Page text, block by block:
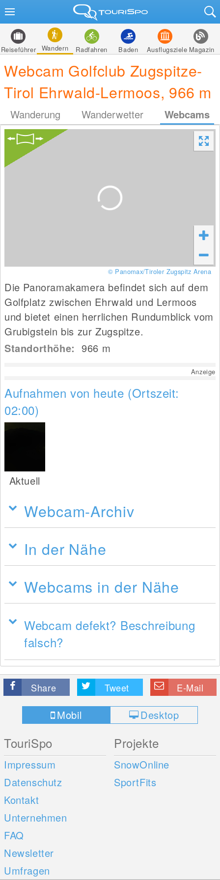
Reiseführer Wandern Radfahren Baden Ausflugsziele Magazin
Webcam Golfclub Zugspitze-
Tirol Ehrwald-Lermoos, 966 m
Wanderung Wanderwetter Webcams
© Panomax/Tiroler Zugspitz Arena
Die Panoramakamera befindet sich auf dem
Golfplatz zwischen Ehrwald und Lermoos
und bietet einen herrlichen Rundumblick vom
Grubigstein bis zur Zugspitze.
Standorthöhe:966 m
Anzeige
Aufnahmen von heute (Ortszeit:
02:00)
Aktuell
Webcam-Archiv
In der Nähe
Webcams in der Nähe
Webcam defekt? Beschreibung
falsch?
Share Tweet E-Mail
Mobil Desktop
TouriSpo
Impressum
Datenschutz
Kontakt
Unternehmen
FAQ
Newsletter
Umfragen
Projekte
SnowOnline
SportFits